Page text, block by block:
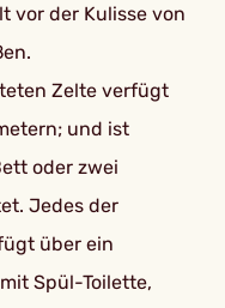
vor der Kulisse von
Zelte verfügt
und ist
oder zwei
Jedes der
über ein
Spül-Toilette,